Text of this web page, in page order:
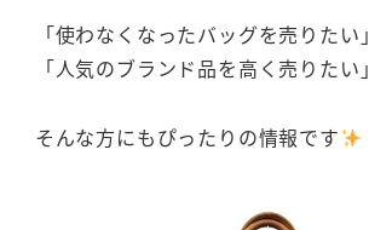
「使わなくなったバッグを売りたい」
「人気のブランド品を高く売りたい」
そんな方にもぴったりの情報です